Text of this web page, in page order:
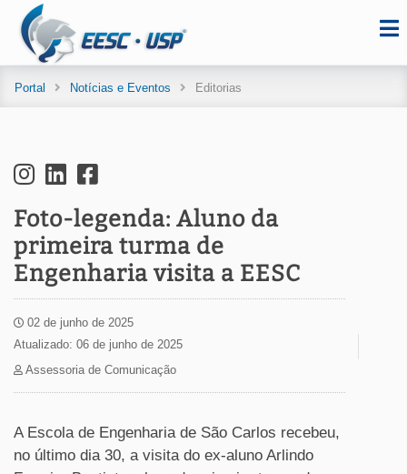
Portal Notícias e Eventos Editorias
Foto-legenda: Aluno da
primeira turma de
Engenharia visita a EESC
02 de junho de 2025
Atualizado: 06 de junho de 2025
Assessoria de Comunicação
A Escola de Engenharia de São Carlos recebeu,
no último dia 30, a visita do ex-aluno Arlindo